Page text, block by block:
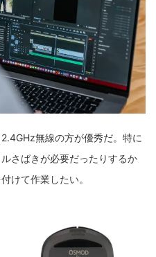
無線の方が優秀だ。特に
さばきが必要だったりするか
けて作業したい。